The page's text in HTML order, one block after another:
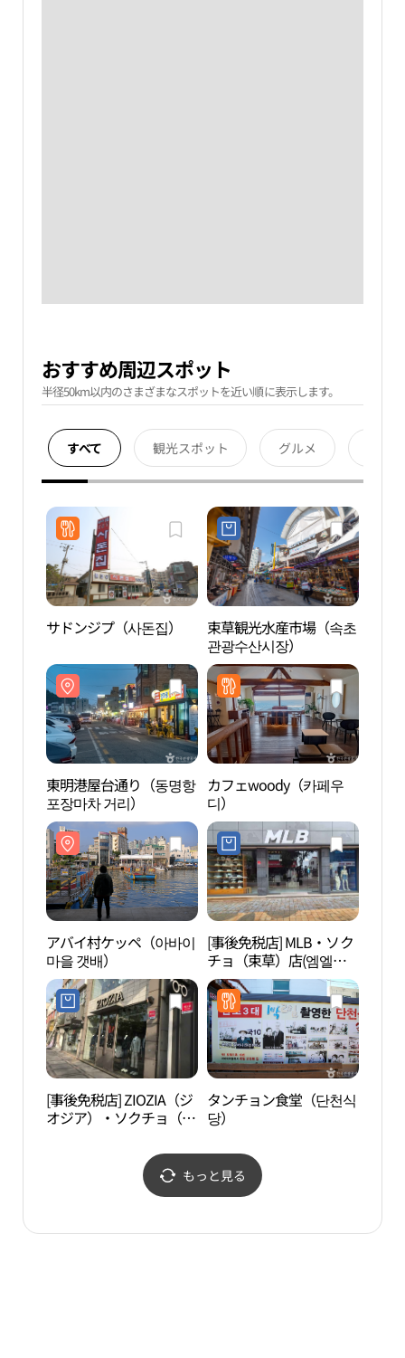
おすすめ周辺スポット
半径50km以内のさまざまなスポットを近い順に表示します。
すべて 観光スポット グルメ
サドンジプ（사돈집）
束草観光水産市場（속초
관광수산시장）
東明港屋台通り（동명항
포장마차 거리）
カフェwoody（카페우
디）
アバイ村ケッペ（아바이
마을 갯배）
[事後免税店] MLB・ソク
チョ（束草）店(엠엘비
(MLB) 속초점)
[事後免税店] ZIOZIA（ジ
オジア）・ソクチョ（束
タンチョン食堂（단천식
당）
もっと見る